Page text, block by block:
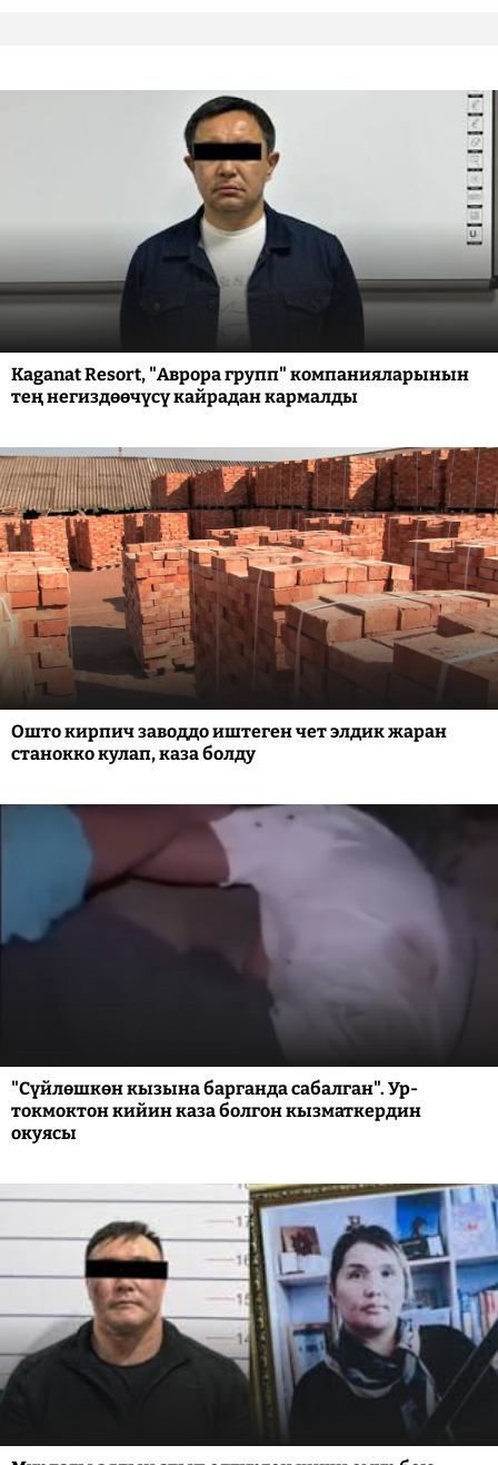
Kaganat Resort, "Аврора групп" компанияларынын
тең негиздөөчүсү кайрадан кармалды
Ошто кирпич заводдо иштеген чет элдик жаран
станокко кулап, каза болду
"Сүйлөшкөн кызына барганда сабалган". Ур-
токмоктон кийин каза болгон кызматкердин
окуясы